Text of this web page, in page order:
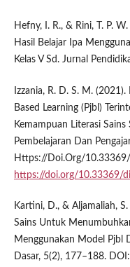
Hefny, I. R., & Rini, T. P.
Hasil Belajar Ipa
Kelas V Sd. Jurnal
Izzania, R. D. S. M.
Based Learning (Pjbl)
Kemampuan Literasi Sains
Pembelajaran Dan
Https://Doi.Org/
https://doi.org/10.33369/
Kartini, D., & Aljamaliah,
Sains Untuk
Menggunakan Model Pjbl
Dasar, 5(2), 177–188. DOI: